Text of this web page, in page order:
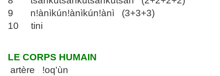
9 nǃànìkúnǃànìkúnǃànì (3+3+3)
10 tini
LE CORPS HUMAIN
artère ǃoq'ùn